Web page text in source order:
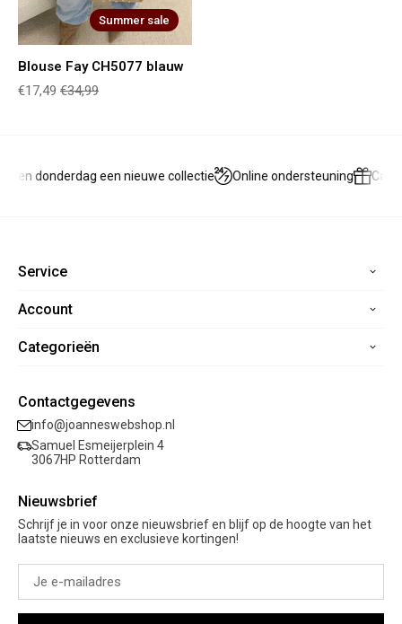
Summer sale
Blouse Fay CH5077 blauw
€17,49 €34,99
en donderdag een nieuwe collectie Online ondersteuning
Service
Home
Veelgestelde vragen
Retourneren
Garantie
Account
Registreren
Mijn verlanglijst
Categorieën
Sale
Kleding
Schoenen
Cadeaubon
Contactgegevens
info@joanneswebshop.nl
Samuel Esmeijerplein 4
3067HP Rotterdam
Nieuwsbrief
Schrijf je in voor onze nieuwsbrief en blijf op de hoogte van het
laatste nieuws en exclusieve kortingen!